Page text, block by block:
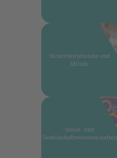
Sicherheitsdienste und
Militär
Sozial- und
Gesellschaftswissenschaften